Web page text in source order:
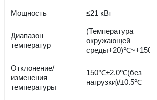
Мощность ≤21 кВт
Диапазон
температур
(Температура
окружающей
Отклонение/
изменения
температуры
150℃±2.0℃(без
нагрузки)/±0.5℃